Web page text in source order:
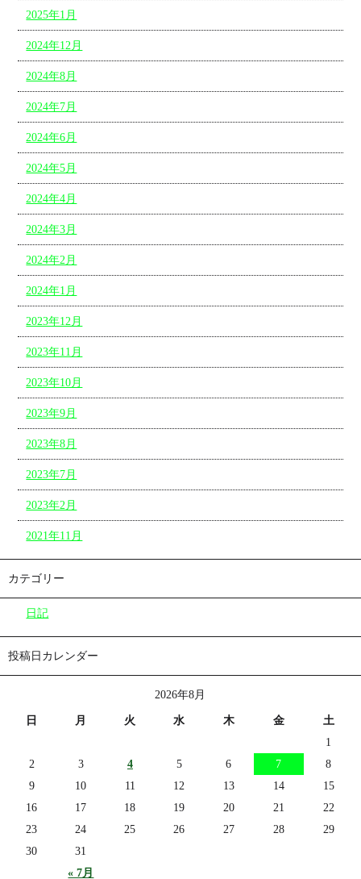
2025年1月
2024年12月
2024年8月
2024年7月
2024年6月
2024年5月
2024年4月
2024年3月
2024年2月
2024年1月
2023年12月
2023年11月
2023年10月
2023年9月
2023年8月
2023年7月
2023年2月
2021年11月
カテゴリー
日記
投稿日カレンダー
2026年8月
日 月 火 水 木 金 土
« 7月
1
2
3 4 5 6 7
8
9
10 11 12 13 14
15
16
17 18 19 20 21
22
23
24 25 26 27 28
29
30
31